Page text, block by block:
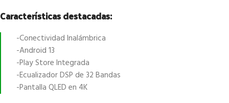
Características destacadas:
-Conectividad Inalámbrica
-Android 13
-Play Store Integrada
-Ecualizador DSP de 32 Bandas
-Pantalla QLED en 4K